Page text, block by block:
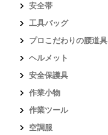
安全帯
工具バッグ
プロこだわりの腰道具
ヘルメット
安全保護具
作業小物
作業ツール
空調服